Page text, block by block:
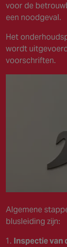
voor de
een noodgeval.
Het
wordt
voorschriften.
Algemene
blusleiding zijn:
Inspectie van